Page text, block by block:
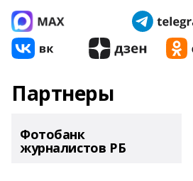
Партнеры
Фотобанк
журналистов РБ